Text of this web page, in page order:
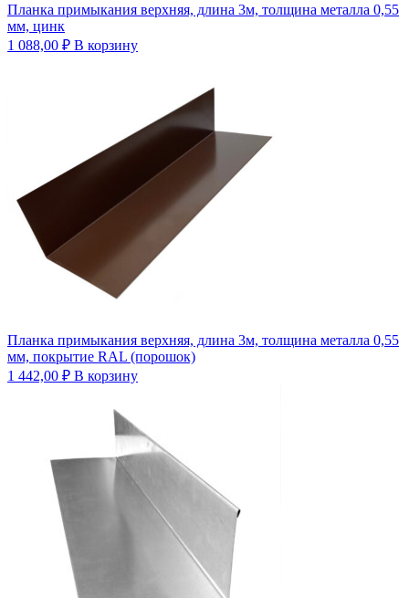
Планка примыкания верхняя, длина 3м, толщина металла 0,55
мм, цинк
1 088,00 ₽ В корзину
Планка примыкания верхняя, длина 3м, толщина металла 0,55
мм, покрытие RAL (порошок)
1 442,00 ₽ В корзину